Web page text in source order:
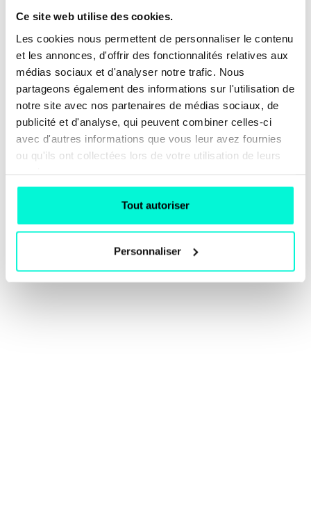
Ce site web utilise des cookies.
Les cookies nous permettent de personnaliser le contenu
et les annonces, d'offrir des fonctionnalités relatives aux
médias sociaux et d'analyser notre trafic. Nous
partageons également des informations sur l'utilisation de
notre site avec nos partenaires de médias sociaux, de
publicité et d'analyse, qui peuvent combiner celles-ci
avec d'autres informations que vous leur avez fournies
ou qu'ils ont collectées lors de votre utilisation de leurs
Tout autoriser
Personnaliser
ajouter votre logo et vos couleurs.
Bon sourcing !